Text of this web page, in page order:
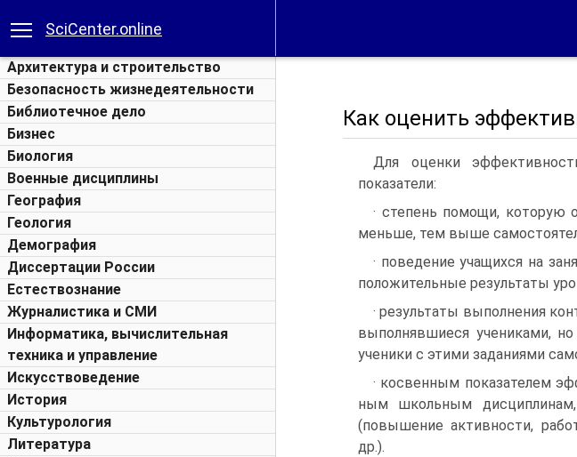
SciCenter.online
Архитектура и строительство
Безопасность жизнедеятельности
Библиотечное дело
Бизнес
Биология
Военные дисциплины
География
Геология
Демография
Диссертации России
Естествознание
Журналистика и СМИ
Информатика, вычислительная
техника и управление
Искусствоведение
История
Культурология
Литература
Как оценить
Для оценки
показатели:
· степень помощи, которую
меньше, тем выше
· поведение учащихся на
положительные результаты
· результаты выполнения
выполнявшиеся учениками,
ученики с этими заданиями
· косвенным показателем
ным школьным
(повышение активности,
др.).